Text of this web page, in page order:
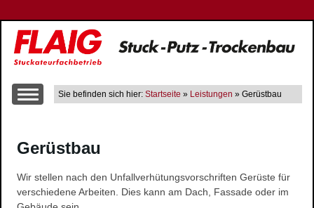
Sie befinden sich hier:Startseite » Leistungen » Gerüstbau
Leistungen
Innen- und Aussenputzarbeiten
Trockenbau
Gerüstbau
Wir stellen nach den Unfallverhütungsvorschriften Gerüste für
verschiedene Arbeiten. Dies kann am Dach, Fassade oder im